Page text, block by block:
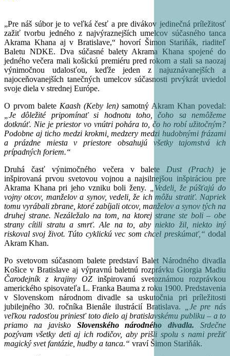
„Pre náš súbor je to veľká česť a pre divákov jedinečná príležitosť
zažiť tvorbu jedného z najvýraznejších umelcov súčasného tanca
Akrama Khana aj v Bratislave,“ hovorí Šimon Stariňák, riaditeľ
Baletu NDKE. Dva súčasné balety Akrama Khana spojené do
jedného večera mali košickú premiéru pred rokom a stali sa naozaj
výnimočnou udalosťou, keďže jeden z najuznávanejších a
najoceňovanejších tanečných umelcov súčasnosti prvýkrát uviedol
svoje diela v strednej Európe.
O prvom balete Kaash (Keby len) samotný Akram Khan povedal:
„Je dôležité pripomínať si hodnotu toho, čoho sa nemôžeme
dotknúť. Nie je priestor vo vnútri pohára to, čo ho robí užitočným?
Podobne aj ticho medzi krokmi, medzery medzi hudobnými frázami
a prázdne miesta v priestore obsahujú všetky tajomstvá ich
prípadných foriem.“
Druhá časť výnimočného večera v balete Dust (Prach) je
inšpirovaná prvou svetovou vojnou a najsilnejšou inšpiráciou pre
Akrama Khana pri jeho vzniku boli ženy.
„Vedeli, že púšťajú do
vojny otcov, manželov a synov, vedeli, že ich môžu stratiť. Napriek
tomu vyrábali zbrane, ktoré zabíjali otcov, manželov a synov tých na
druhej strane. Nezáležalo na tom, na ktorej strane ste boli – obe
strany cítili stratu a smrť. Ale na to, aby niekto žil, niekto iný
riskoval svoj život. Túto cyklickú vec som chcel preskúmať,“ dodal
Akram Khan.
Po svetovom súčasnom balete predstaví Balet Národného divadla
Košice v Bratislave aj výpravnú baletnú rozprávku Giorgia Madiu
Čarodejník z krajiny OZ inšpirovanú svetoznámou rozprávkou
amerického spisovateľa L. Franka Bauma z roku 1900. Predstavenia
v Slovenskom národnom divadle sa uskutočnia pri príležitosti
jubilejného 30. ročníka Bienále ilustrácií Bratislava.
„Je pre nás
veľkou radosťou priniesť toto dielo aj bratislavskému publiku – a to
priamo na javisko Slovenského národného divadla. Srdečne
pozývam všetky deti aj ich rodičov, aby prišli spolu s nami prežiť
magický svet fantázie, hudby a tanca.“ vraví Šimon Stariňák.